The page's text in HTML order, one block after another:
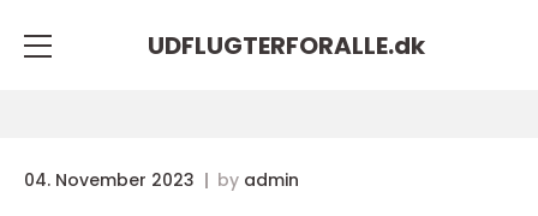
UDFLUGTERFORALLE.dk
04. November 2023 by admin